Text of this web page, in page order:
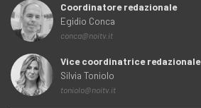
Coordinatore redazionale
Egidio Conca
conca@noitv.it
Vice coordinatrice redazionale
Silvia Toniolo
toniolo@noitv.it